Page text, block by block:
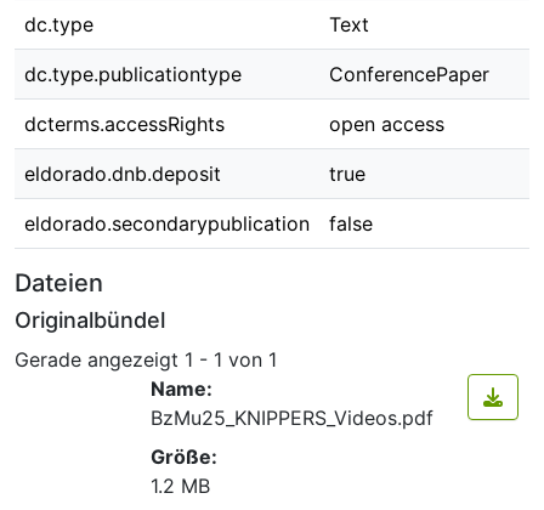
dc.type Text
dc.type.publicationtype ConferencePaper
dcterms.accessRights open access
eldorado.dnb.deposit true
eldorado.secondarypublication false
Dateien
Originalbündel
Gerade angezeigt 1 - 1 von 1
Name:
BzMu25_KNIPPERS_Videos.pdf
Größe:
1.2 MB